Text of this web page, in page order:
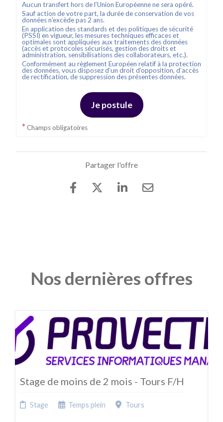
Aucun transfert hors de l’Union Européenne ne sera opéré.
Sauf action de votre part, la durée de conservation de vos
données n’excède pas 2 ans.
En application des standards et des politiques de sécurité
(PSSI) en vigueur, les mesures techniques efficaces et
optimales sont appliquées aux traitements des données
(accès et protocoles sécurisés, gestion des droits et
administration, sensibilisations des collaborateurs, etc.).
Conformément au règlement Européen relatif à la protection
des données, vous disposez d’un droit d’opposition, d’accès
de rectification, de suppression des présentes données.
Je postule
* Champs obligatoires
Partager l'offre
Nos dernières offres
Stage de moins de 2 mois - Tours F/H
Stage Temps plein Tours